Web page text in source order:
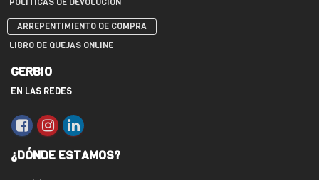
POLÍTICAS DE DEVOLUCIÓN
ARREPENTIMIENTO DE COMPRA
LIBRO DE QUEJAS ONLINE
GERBIO
EN LAS REDES
¿DÓNDE ESTAMOS?